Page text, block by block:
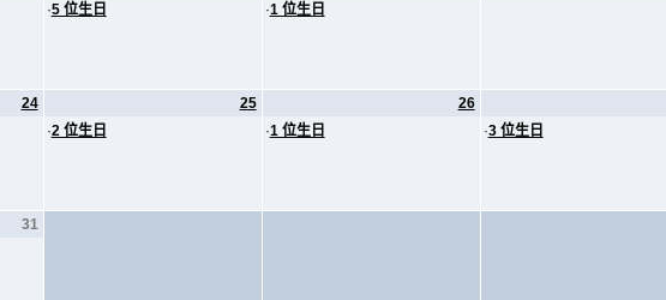
·5 位生日
·1 位生日
24
25
·2 位生日
26
·1 位生日
·3 位生日
31